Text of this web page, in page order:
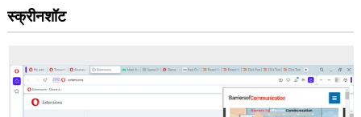
स्क्रीनशॉट